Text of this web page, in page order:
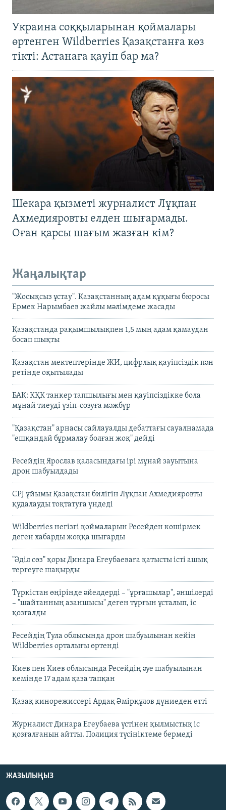
Украина соққыларынан қоймалары
өртенген Wildberries Қазақстанға көз
тікті: Астанаға қауіп бар ма?
Шекара қызметі журналист Лұқпан
Ахмедияровты елден шығармады.
Оған қарсы шағым жазған кім?
Жаңалықтар
"Жосықсыз ұстау". Қазақстанның адам құқығы бюросы
Ермек Нарымбаев жайлы мәлімдеме жасады
Қазақстанда рақымшылықпен 1,5 мың адам қамаудан
босап шықты
Қазақстан мектептерінде ЖИ, цифрлық қауіпсіздік пән
ретінде оқытылады
БАҚ: КҚК танкер тапшылығы мен қауіпсіздікке бола
мұнай тиеуді үзіп-созуға мәжбүр
"Қазақстан" арнасы сайлауалды дебаттағы сауалнамада
"ешқандай бұрмалау болған жоқ" дейді
Ресейдің Ярослав қаласындағы ірі мұнай зауытына
дрон шабуылдады
CPJ ұйымы Қазақстан билігін Лұқпан Ахмедияровты
қудалауды тоқтатуға үндеді
Wildberries негізгі қоймаларын Ресейден көшірмек
деген хабарды жоққа шығарды
"Әділ сөз" қоры Динара Егеубаеваға қатысты істі ашық
тергеуге шақырды
Түркістан өңірінде әйелдерді – "ұрғашылар", әншілерді
– "шайтанның азаншысы" деген тұрғын ұсталып, іс
қозғалды
Ресейдің Тула облысында дрон шабуылынан кейін
Wildberries орталығы өртенді
Киев пен Киев облысында Ресейдің әуе шабуылынан
кемінде 17 адам қаза тапқан
Қазақ кинорежиссері Ардақ Әмірқұлов дүниеден өтті
Журналист Динара Егеубаева үстінен қылмыстық іс
қозғалғанын айтты. Полиция түсініктеме бермеді
ЖАЗЫЛЫҢЫЗ